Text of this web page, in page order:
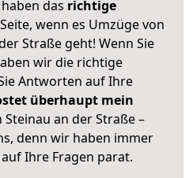
das richtige
wenn es Umzüge von
Straße geht! Wenn Sie
wir die richtige
Antworten auf Ihre
überhaupt mein
Steinau an der Straße –
denn wir haben immer
Ihre Fragen parat.